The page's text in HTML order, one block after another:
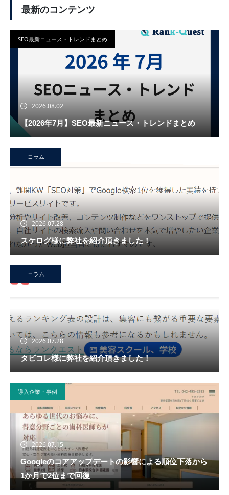
最新のコンテンツ
SEO最新ニュース・トレンドまとめ
2026.08.02
【2026年7月】SEO最新ニュース・トレンドまとめ
コラム
2026.07.28
スケログ様に弊社を紹介頂きました！
コラム
2026.07.28
タビコレ様に弊社を紹介頂きました！
導入企業・事例
2026.07.15
Googleのコアアップデートの影響による順位下落から
1か月で2位まで回復